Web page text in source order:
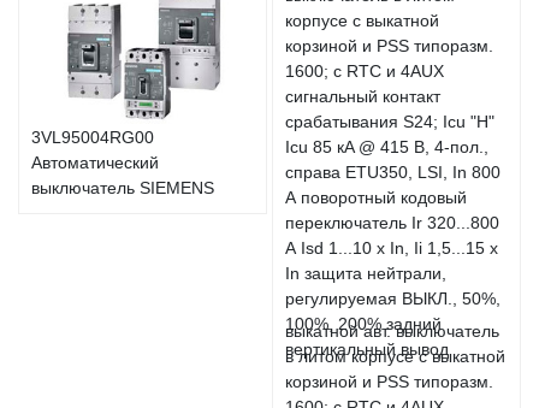
3VL95004RG00
Автоматический
выключатель SIEMENS
выкатной авт. выключатель
в литом корпусе с выкатной
корзиной и PSS типоразм.